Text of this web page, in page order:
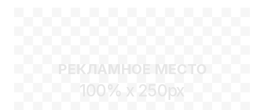
РЕКЛАМНОЕ МЕСТО
100% x 250px